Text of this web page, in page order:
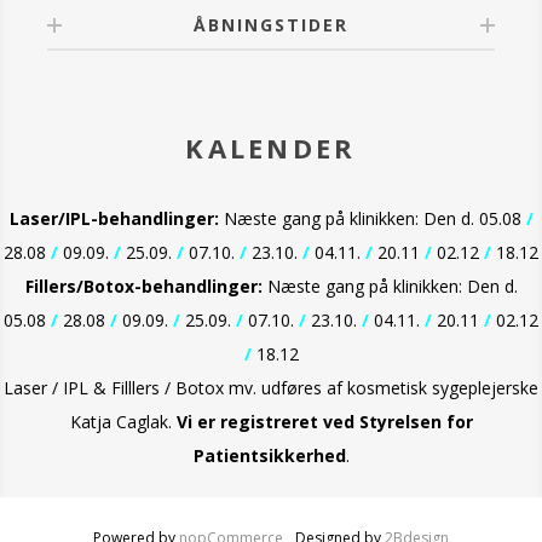
ÅBNINGSTIDER
KALENDER
Laser/IPL-behandlinger: Næste gang på klinikken: Den d. 05.08 /
28.08 / 09.09. / 25.09. / 07.10. / 23.10. / 04.11. / 20.11 / 02.12 / 18.12
Fillers/Botox-behandlinger: Næste gang på klinikken: Den d.
05.08 / 28.08 / 09.09. / 25.09. / 07.10. / 23.10. / 04.11. / 20.11 / 02.12
/18.12
Laser / IPL & Filllers / Botox mv. udføres af kosmetisk sygeplejerske
Katja Caglak. Vi er registreret ved Styrelsen for
Patientsikkerhed.
Powered by nopCommerce Designed by 2Bdesign